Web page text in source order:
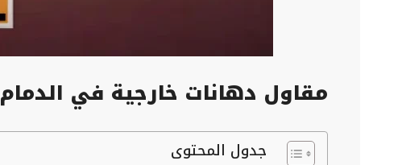
مقاول دهانات خارجية في الدمام 0557884513 أصباغ واجهات خارجية في الخبر الشرقية
جدول المحتوى